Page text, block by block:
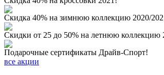
Скидка 40% на зимнюю коллекцию 2020/
Скидки от 25 до 50% на летнюю коллекцию
Подарочные сертификаты Драйв-Спорт!
все акции